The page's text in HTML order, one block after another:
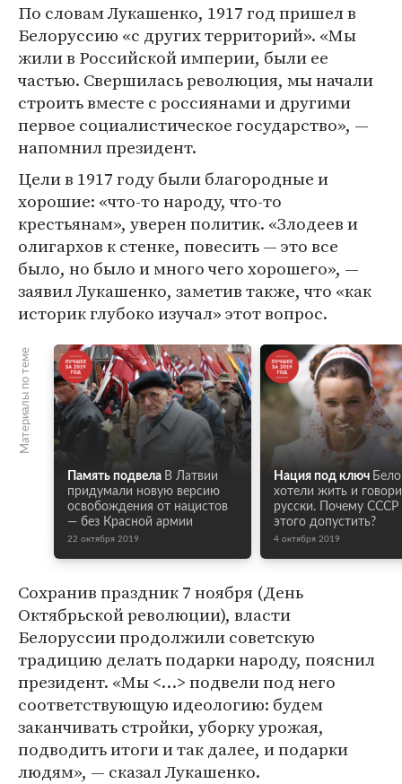
По словам Лукашенко, 1917 год пришел в
Белоруссию «с других территорий». «Мы
жили в Российской империи, были ее
частью. Свершилась революция, мы начали
строить вместе с россиянами и другими
первое социалистическое государство», —
напомнил президент.
Цели в 1917 году были благородные и
хорошие: «что-то народу, что-то
крестьянам», уверен политик. «Злодеев и
олигархов к стенке, повесить — это все
было, но было и много чего хорошего», —
заявил Лукашенко, заметив также, что «как
историк глубоко изучал» этот вопрос.
Материалы по теме
Память подвела В Латвии
придумали новую версию
освобождения от нацистов
— без Красной армии
22 октября 2019
Нация под ключ
хотели жить и
русски. Почему СССР
этого допустить?
4 октября 2019
Сохранив праздник 7 ноября (День
Октябрьской революции), власти
Белоруссии продолжили советскую
традицию делать подарки народу, пояснил
президент. «Мы <…> подвели под него
соответствующую идеологию: будем
заканчивать стройки, уборку урожая,
подводить итоги и так далее, и подарки
людям», — сказал Лукашенко.